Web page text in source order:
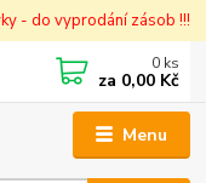
- do vyprodání zásob !!!
Menu
0 ks
za 0,00 Kč